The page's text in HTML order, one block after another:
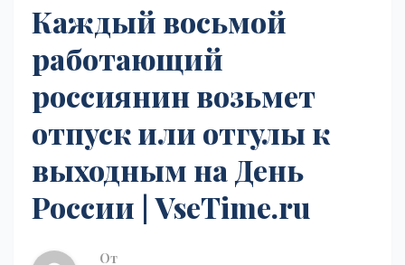
Каждый восьмой
работающий
россиянин возьмет
отпуск или отгулы к
выходным на День
России | VseTime.ru
От